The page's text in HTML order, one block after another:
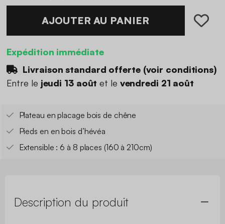
AJOUTER AU PANIER
Expédition immédiate
Livraison standard offerte (voir conditions)
Entre le jeudi 13 août et le vendredi 21 août
Plateau en placage bois de chêne
Pieds en en bois d’hévéa
Extensible : 6 à 8 places (160 à 210cm)
Description du produit